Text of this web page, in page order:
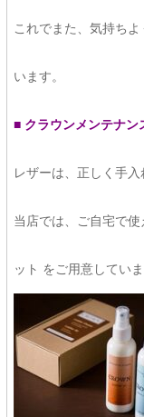
これでまた、気持ち
います。
■ クラウンメンテナン
レザーは、正しく手
当店では、ご自宅で
ット をご用意していま